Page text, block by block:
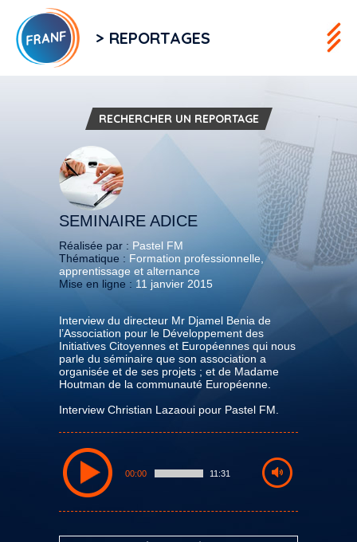
> REPORTAGES
RECHERCHER UN REPORTAGE
SEMINAIRE ADICE
Réalisée par : Pastel FM
Thématique : Formation professionnelle,
apprentissage et alternance
Mise en ligne : 11 janvier 2015
Interview du directeur Mr Djamel Benia de
l’Association pour le Développement des
Initiatives Citoyennes et Européennes qui nous
parle du séminaire que son association a
organisée et de ses projets ; et de Madame
Houtman de la communauté Européenne.
Interview Christian Lazaoui pour Pastel FM.
00:00 11:31